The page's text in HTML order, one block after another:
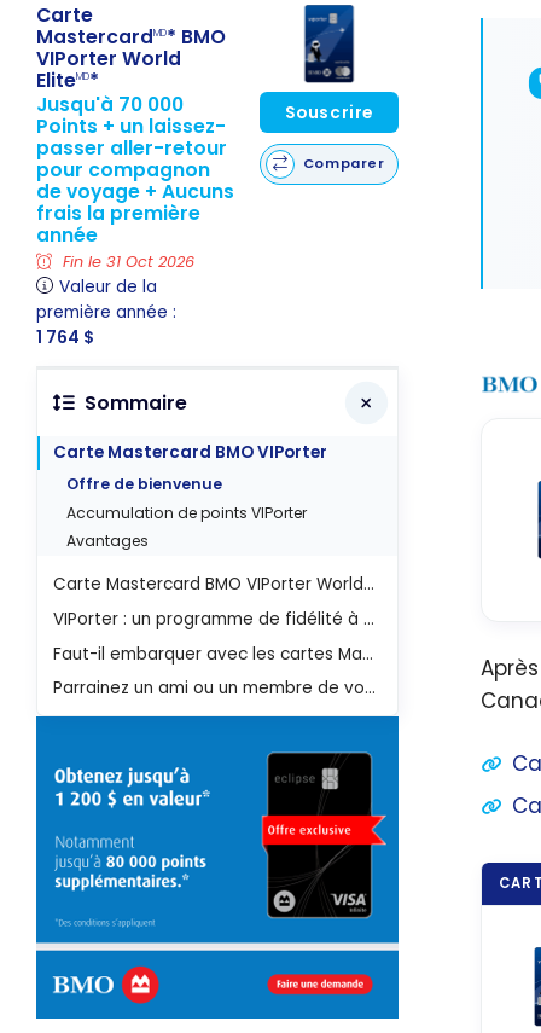
Après
Carte
MastercardMD* BMO
VIPorter World
EliteMD*
Jusqu'à 70 000
Points + un laissez-
passer aller-retour
pour compagnon
de voyage + Aucuns
frais la première
année
Fin le 31 Oct 2026
Valeur de la
première année :
1 764 $
Souscrire
Comparer
Sommaire
Carte Mastercard BMO VIPorter
Offre de bienvenue
Accumulation de points VIPorter
Avantages
Carte Mastercard BMO VIPorter World Elite
VIPorter : un programme de fidélité à connaître
Faut-il embarquer avec les cartes Mastercard BMO VIPorter ?
Parrainez un ami ou un membre de votre famille